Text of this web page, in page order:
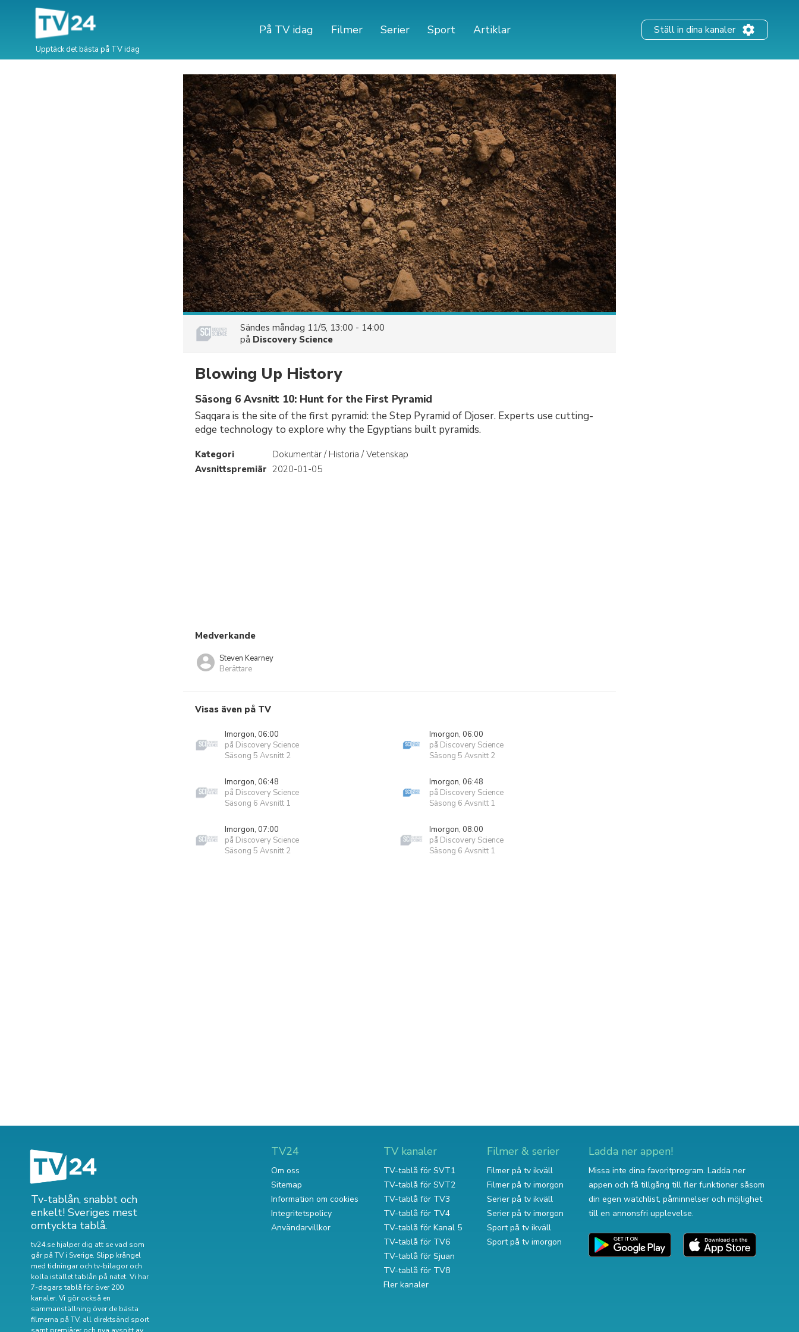
Upptäck det bästa på TV idag
På TV idag Filmer Serier Sport Artiklar Ställ in dina kanaler
Sändes måndag 11/5, 13:00 - 14:00
på Discovery Science
Blowing Up History
Säsong 6 Avsnitt 10: Hunt for the First Pyramid
Saqqara is the site of the first pyramid: the Step Pyramid of Djoser. Experts use cutting-
edge technology to explore why the Egyptians built pyramids.
Kategori
Dokumentär / Historia / Vetenskap
Avsnittspremiär 2020-01-05
Medverkande
Steven Kearney
Berättare
Visas även på TV
Imorgon, 06:00
på Discovery Science
Säsong 5 Avsnitt 2
Imorgon, 06:00
på Discovery Science
Säsong 5 Avsnitt 2
Imorgon, 06:48
på Discovery Science
Säsong 6 Avsnitt 1
Imorgon, 06:48
på Discovery Science
Säsong 6 Avsnitt 1
Imorgon, 07:00
på Discovery Science
Säsong 5 Avsnitt 2
Imorgon, 08:00
på Discovery Science
Säsong 6 Avsnitt 1
Tv-tablån, snabbt och
enkelt! Sveriges mest
omtyckta tablå.
tv24.se hjälper dig att se vad som
går på TV i Sverige. Slipp krångel
med tidningar och tv-bilagor och
kolla istället tablån på nätet. Vi har
7-dagars tablå för över 200
kanaler. Vi gör också en
sammanställning överde bästa
filmerna på TV, all direktsänd sport
TV24
Om oss
Sitemap
Information om cookies
Integritetspolicy
Användarvillkor
TV kanaler
TV-tablå för SVT1
TV-tablå för SVT2
TV-tablå för TV3
TV-tablå för TV4
TV-tablå för Kanal 5
TV-tablå för TV6
TV-tablå för Sjuan
TV-tablå för TV8
Fler kanaler
Filmer & serier
Filmer på tv ikväll
Filmer på tv imorgon
Serier på tv ikväll
Serier på tv imorgon
Sport på tv ikväll
Sport på tv imorgon
Ladda ner appen!
Missa inte dina favoritprogram. Ladda ner
appen och få tillgång till fler funktioner såsom
din egen watchlist, påminnelser och möjlighet
till en annonsfri upplevelse.